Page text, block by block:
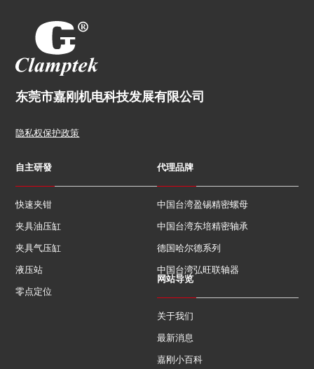
东莞市嘉刚机电科技发展有限公司
隐私权保护政策
自主研發
快速夹钳
夹具油压缸
夹具气压缸
液压站
零点定位
代理品牌
中国台湾盈锡精密螺母
中国台湾东培精密轴承
德国哈尔德系列
中国台湾弘旺联轴器
网站导览
关于我们
最新消息
嘉刚小百科